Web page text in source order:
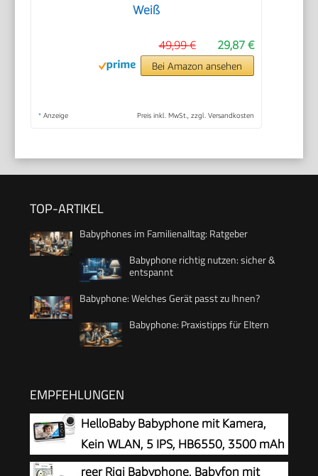
Weiß
29,87 €
49,99 €
Bei Amazon ansehen
* Anzeige Preis inkl. MwSt., zzgl. Versandkosten
TOP-ARTIKEL
Babyphones im Familienalltag: Ratgeber
Babyphone richtig nutzen: sicher &
entspannt
Babyphone: Welches Gerät passt zu Ihnen?
Babyphone: Praxistipps für Eltern
EMPFEHLUNGEN
HelloBaby Babyphone mit Kamera,
Kein WLAN, 5 IPS, HB6550, 3500 mAh
reer Rigi Babyphone, Babyfon mit